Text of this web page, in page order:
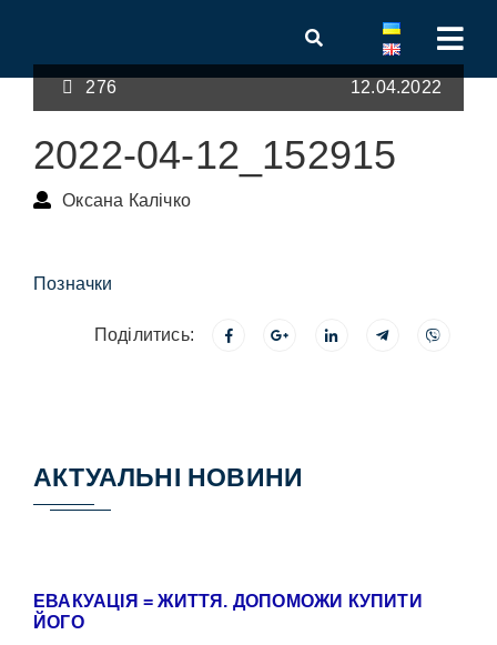
276 12.04.2022
2022-04-12_152915
Оксана Калічко
Позначки
Поділитись:
АКТУАЛЬНІ НОВИНИ
ЕВАКУАЦІЯ = ЖИТТЯ. ДОПОМОЖИ КУПИТИ
ЙОГО